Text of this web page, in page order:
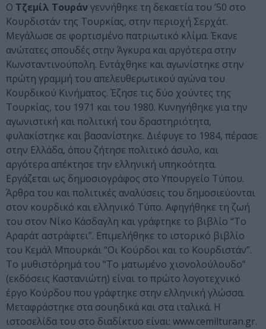
Ο Τζεμίλ Τουράν γεννήθηκε τη δεκαετία του ’50 στο
Κουρδιστάν της Τουρκίας, στην περιοχή Σερχάτ.
Μεγάλωσε σε φορτισμένο πατριωτικό κλίμα. Έκανε
ανώτατες σπουδές στην Άγκυρα και αργότερα στην
Κωνσταντινούπολη. Εντάχθηκε και αγωνίστηκε στην
πρώτη γραμμή του απελευθερωτικού αγώνα του
Κουρδικού Κινήματος. Έζησε τις δύο χούντες της
Τουρκίας, του 1971 και του 1980. Κυνηγήθηκε για την
αγωνιστική και πολιτική του δραστηριότητα,
φυλακίστηκε και βασανίστηκε. Διέφυγε το 1984, πέρασε
στην Ελλάδα, όπου ζήτησε πολιτικό άσυλο, και
αργότερα απέκτησε την ελληνική υπηκοότητα.
Εργάζεται ως δημοσιογράφος στο Υπουργείο Τύπου.
Άρθρα του και πολιτικές αναλύσεις του δημοσιεύονται
στον κουρδικό και ελληνικό Τύπο. Αφηγήθηκε τη ζωή
του στον Νίκο Κάσδαγλη και γράφτηκε το βιβλίο “Το
Αραράτ αστράφτει”. Επιμελήθηκε το ιστορικό βιβλίο
του Κεμάλ Μπουρκάι “Οι Κούρδοι και το Κουρδιστάν”.
Το μυθιστόρημά του “Το ματωμένο χιονολούλουδο”
(εκδόσεις Καστανιώτη) είναι το πρώτο λογοτεχνικό
έργο Κούρδου που γράφτηκε στην ελληνική γλώσσα.
Μεταφράστηκε στα σουηδικά και στα ιταλικά. Η
ιστοσελίδα του στο διαδίκτυο είναι: www.cemilturan.gr.